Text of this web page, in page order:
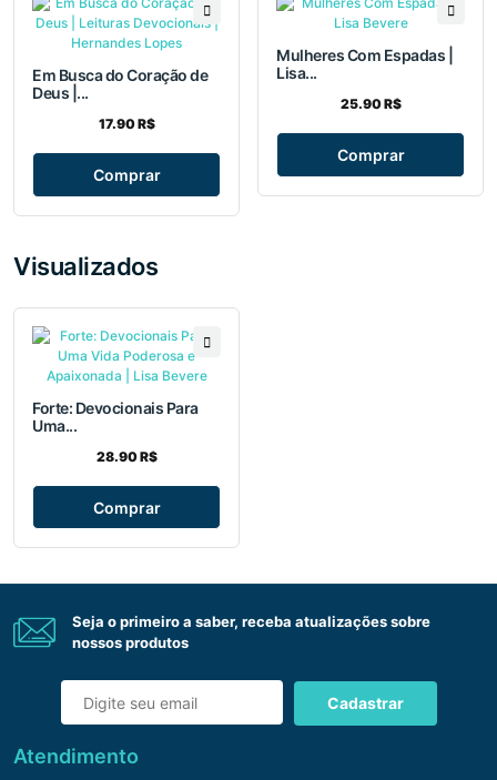
Em Busca do Coração de
Deus |...
17.90 R$
Comprar
Mulheres Com Espadas |
Lisa...
25.90 R$
Comprar
Visualizados
Forte: Devocionais Para
Uma...
28.90 R$
Comprar
Seja o primeiro a saber, receba atualizações sobre
nossos produtos
Cadastrar
Atendimento